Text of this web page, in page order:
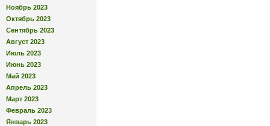
Ноябрь 2023
Октябрь 2023
Сентябрь 2023
Август 2023
Июль 2023
Июнь 2023
Май 2023
Апрель 2023
Март 2023
Февраль 2023
Январь 2023